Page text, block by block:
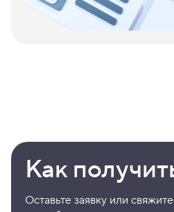
Как
Оставьте заявку или